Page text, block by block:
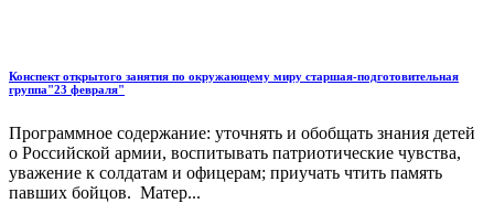
Конспект открытого занятия по окружающему миру старшая-подготовительная
группа"23 февраля"
Программное содержание: уточнять и обобщать знания детей
о Российской армии, воспитывать патриотические чувства,
уважение к солдатам и офицерам; приучать чтить память
павших бойцов. Матер...